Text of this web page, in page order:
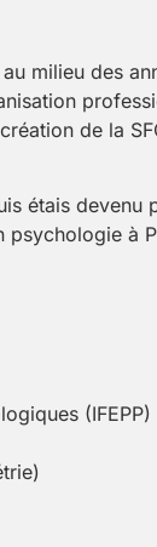
milieu des
de la
étais
(IFEPP)